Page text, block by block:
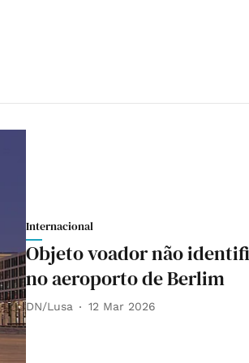
Internacional
Objeto voador não
no aeroporto de Berlim
DN/Lusa 12 Mar 2026